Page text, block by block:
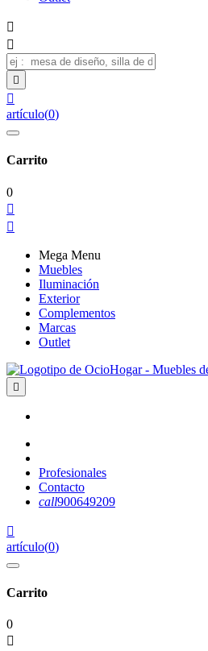




artículo(0)
Carrito
0


Mega Menu
Muebles
Iluminación
Exterior
Complementos
Marcas
Outlet

Profesionales
Contacto
call900649209

artículo(0)
Carrito
0
